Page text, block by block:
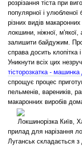
розрізання тіста при
популярної і улюбленої
різних видів
локшини, ніжної, м'якої,
залишити байдужим.
справа досить клопітка
Уникнути всіх цих
тісторозкатка -
спрощує процес
пельменів, вареників,
макаронних виробів
Локшинорізка Київ,
прилад для нарізання
Луганськ складається з